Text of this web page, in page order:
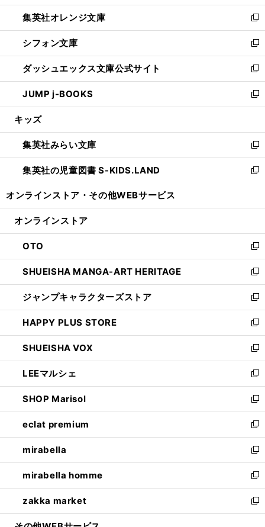
開
く
ウ
で
開
く
ン
ド
ウ
で
開
く
し
い
ウ
ィ
ン
ド
ウ
で
開
集英社オレンジ文庫
新
し
い
ウ
ィ
ン
ド
ウ
開
く
シフォン文庫
新
し
い
ウ
ィ
ン
ウ
で
開
く
ダッシュエックス文庫公式サイト
新
し
い
ウ
ン
ド
ウ
で
JUMP j-BOOKS
新
し
ウ
ィ
ン
ド
開
キッズ
集英社みらい文庫
新
し
い
ン
ウ
で
開
く
集英社の児童図書 S-KIDS.LAND
新
ウ
ン
ド
ウ
で
開
く
オンラインストア・ その他WEBサービス
オンラインストア
OTO
新
し
い
ウ
ィ
ン
ド
ウ
で
開
く
SHUEISHA MANGA-ART HERITAGE
新
し
い
ウ
ィ
ン
ド
ウ
で
開
く
ジャンプキャラクターズストア
新
し
い
ウ
ィ
ン
ド
ウ
で
開
く
HAPPY PLUS STORE
新
し
い
ウ
ィ
ン
ド
ウ
で
開
く
SHUEISHA VOX
新
し
い
ウ
ィ
ン
ド
ウ
で
開
く
LEEマルシェ
新
し
い
ウ
ィ
ン
ド
ウ
で
開
く
SHOP Marisol
新
し
い
ウ
ィ
ン
ド
ウ
で
開
eclat premium
新
し
い
ウ
ィ
ン
ド
ウ
mirabella
新
し
い
ウ
ィ
ン
mirabella homme
新
し
い
ウ
zakka market
新
し